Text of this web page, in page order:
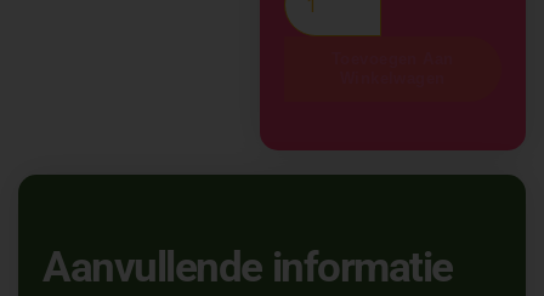
Aanvullende informatie